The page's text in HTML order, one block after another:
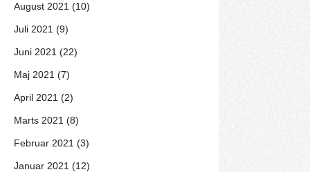
August 2021 (10)
Juli 2021 (9)
Juni 2021 (22)
Maj 2021 (7)
April 2021 (2)
Marts 2021 (8)
Februar 2021 (3)
Januar 2021 (12)